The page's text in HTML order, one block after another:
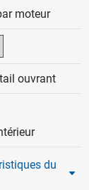
moteur
ouvrant
du